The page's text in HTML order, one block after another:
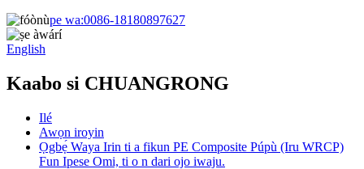
pe wa:0086-18180897627
English
Kaabo si CHUANGRONG
Ilé
Awọn iroyin
Ọgbẹ́ Waya Irin ti a fikun PE Composite Púpù (Iru WRCP)
Fun Ipese Omi, ti o n dari ojo iwaju.